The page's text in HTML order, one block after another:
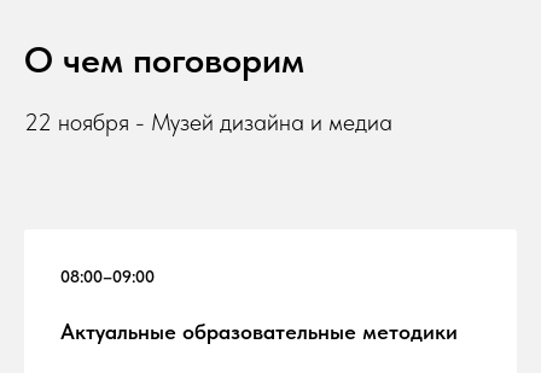
О чем поговорим
22 ноября - Музей дизайна и медиа
08:00–09:00
Актуальные образовательные методики